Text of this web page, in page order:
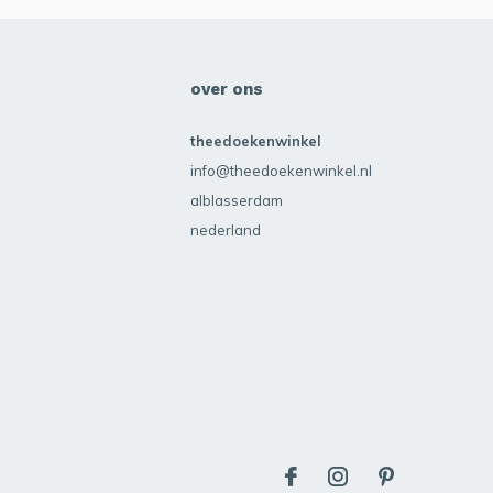
over ons
theedoekenwinkel
info@theedoekenwinkel.nl
alblasserdam
nederland